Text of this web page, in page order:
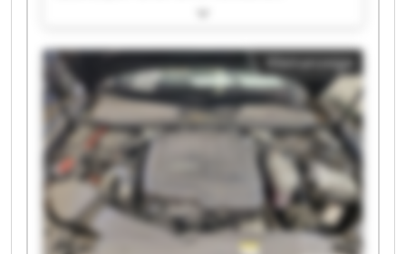
Gabelstapler GmbH & Co. KG Wallisch
Gabelstapler GmbH & Co. KG Wallisch
Gabelstapler GmbH & Co. KG Wallisch
Gabelstapler GmbH & Co. KG Wallisch
Gabelstapler GmbH & Co. KG Wallisch
Gabelstapler GmbH & Co. KG Wallisch
Gabelstapler GmbH & Co. KG Wallisch
Gabelstapler GmbH & Co. KG Wallisch
Gabelstapler GmbH & Co. KG Wallisch
Gabelstapler GmbH & Co. KG Wallisch
Gabelstapler GmbH & Co. KG Wallisch
Gabelstapler GmbH & Co. KG Wallisch
Kleinanzeige